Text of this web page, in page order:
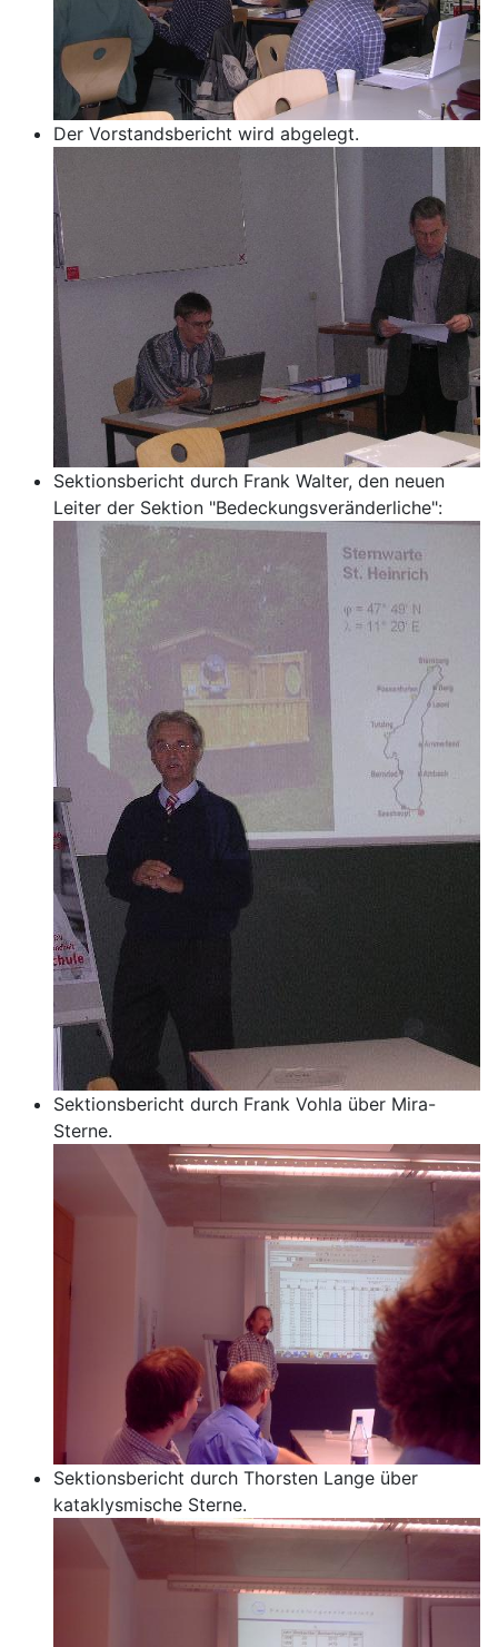
Der Vorstandsbericht wird abgelegt.
Sektionsbericht durch Frank Walter, den neuen
Leiter der Sektion "Bedeckungsveränderliche":
Sektionsbericht durch Frank Vohla über Mira-
Sterne.
Sektionsbericht durch Thorsten Lange über
kataklysmische Sterne.